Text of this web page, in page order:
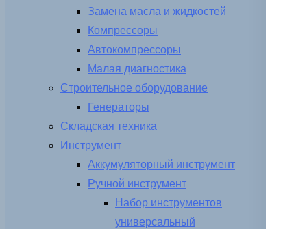
Замена масла и жидкостей
Компрессоры
Автокомпрессоры
Малая диагностика
Строительное оборудование
Генераторы
Складская техника
Инструмент
Аккумуляторный инструмент
Ручной инструмент
Набор инструментов
универсальный